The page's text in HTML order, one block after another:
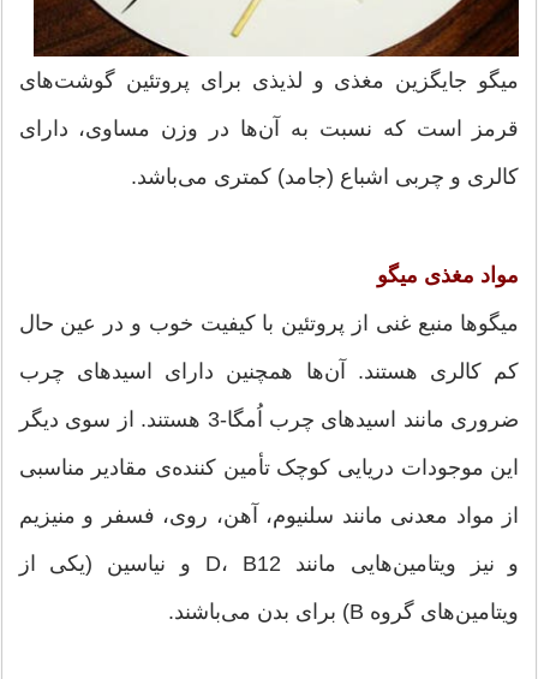
میگو جایگزین مغذی و لذیذی برای پروتئین گوشت‌های
قرمز است که نسبت به آن‌ها در وزن مساوی، دارای
کالری و چربی اشباع (جامد) کمتری می‌باشد.
مواد مغذی میگو
میگوها منبع غنی از پروتئین با کیفیت خوب و در عین حال
کم کالری هستند. آن‌ها همچنین دارای اسیدهای چرب
ضروری مانند اسیدهای چرب اُمگا-3 هستند. از سوی دیگر
این موجودات دریایی کوچک تأمین کننده‌ی مقادیر مناسبی
از مواد معدنی مانند سلنیوم، آهن، روی، فسفر و منیزیم
و نیز ویتامین‌هایی مانند D، B12 و نیاسین (یکی از
ویتامین‌های گروه B) برای بدن می‌باشند.